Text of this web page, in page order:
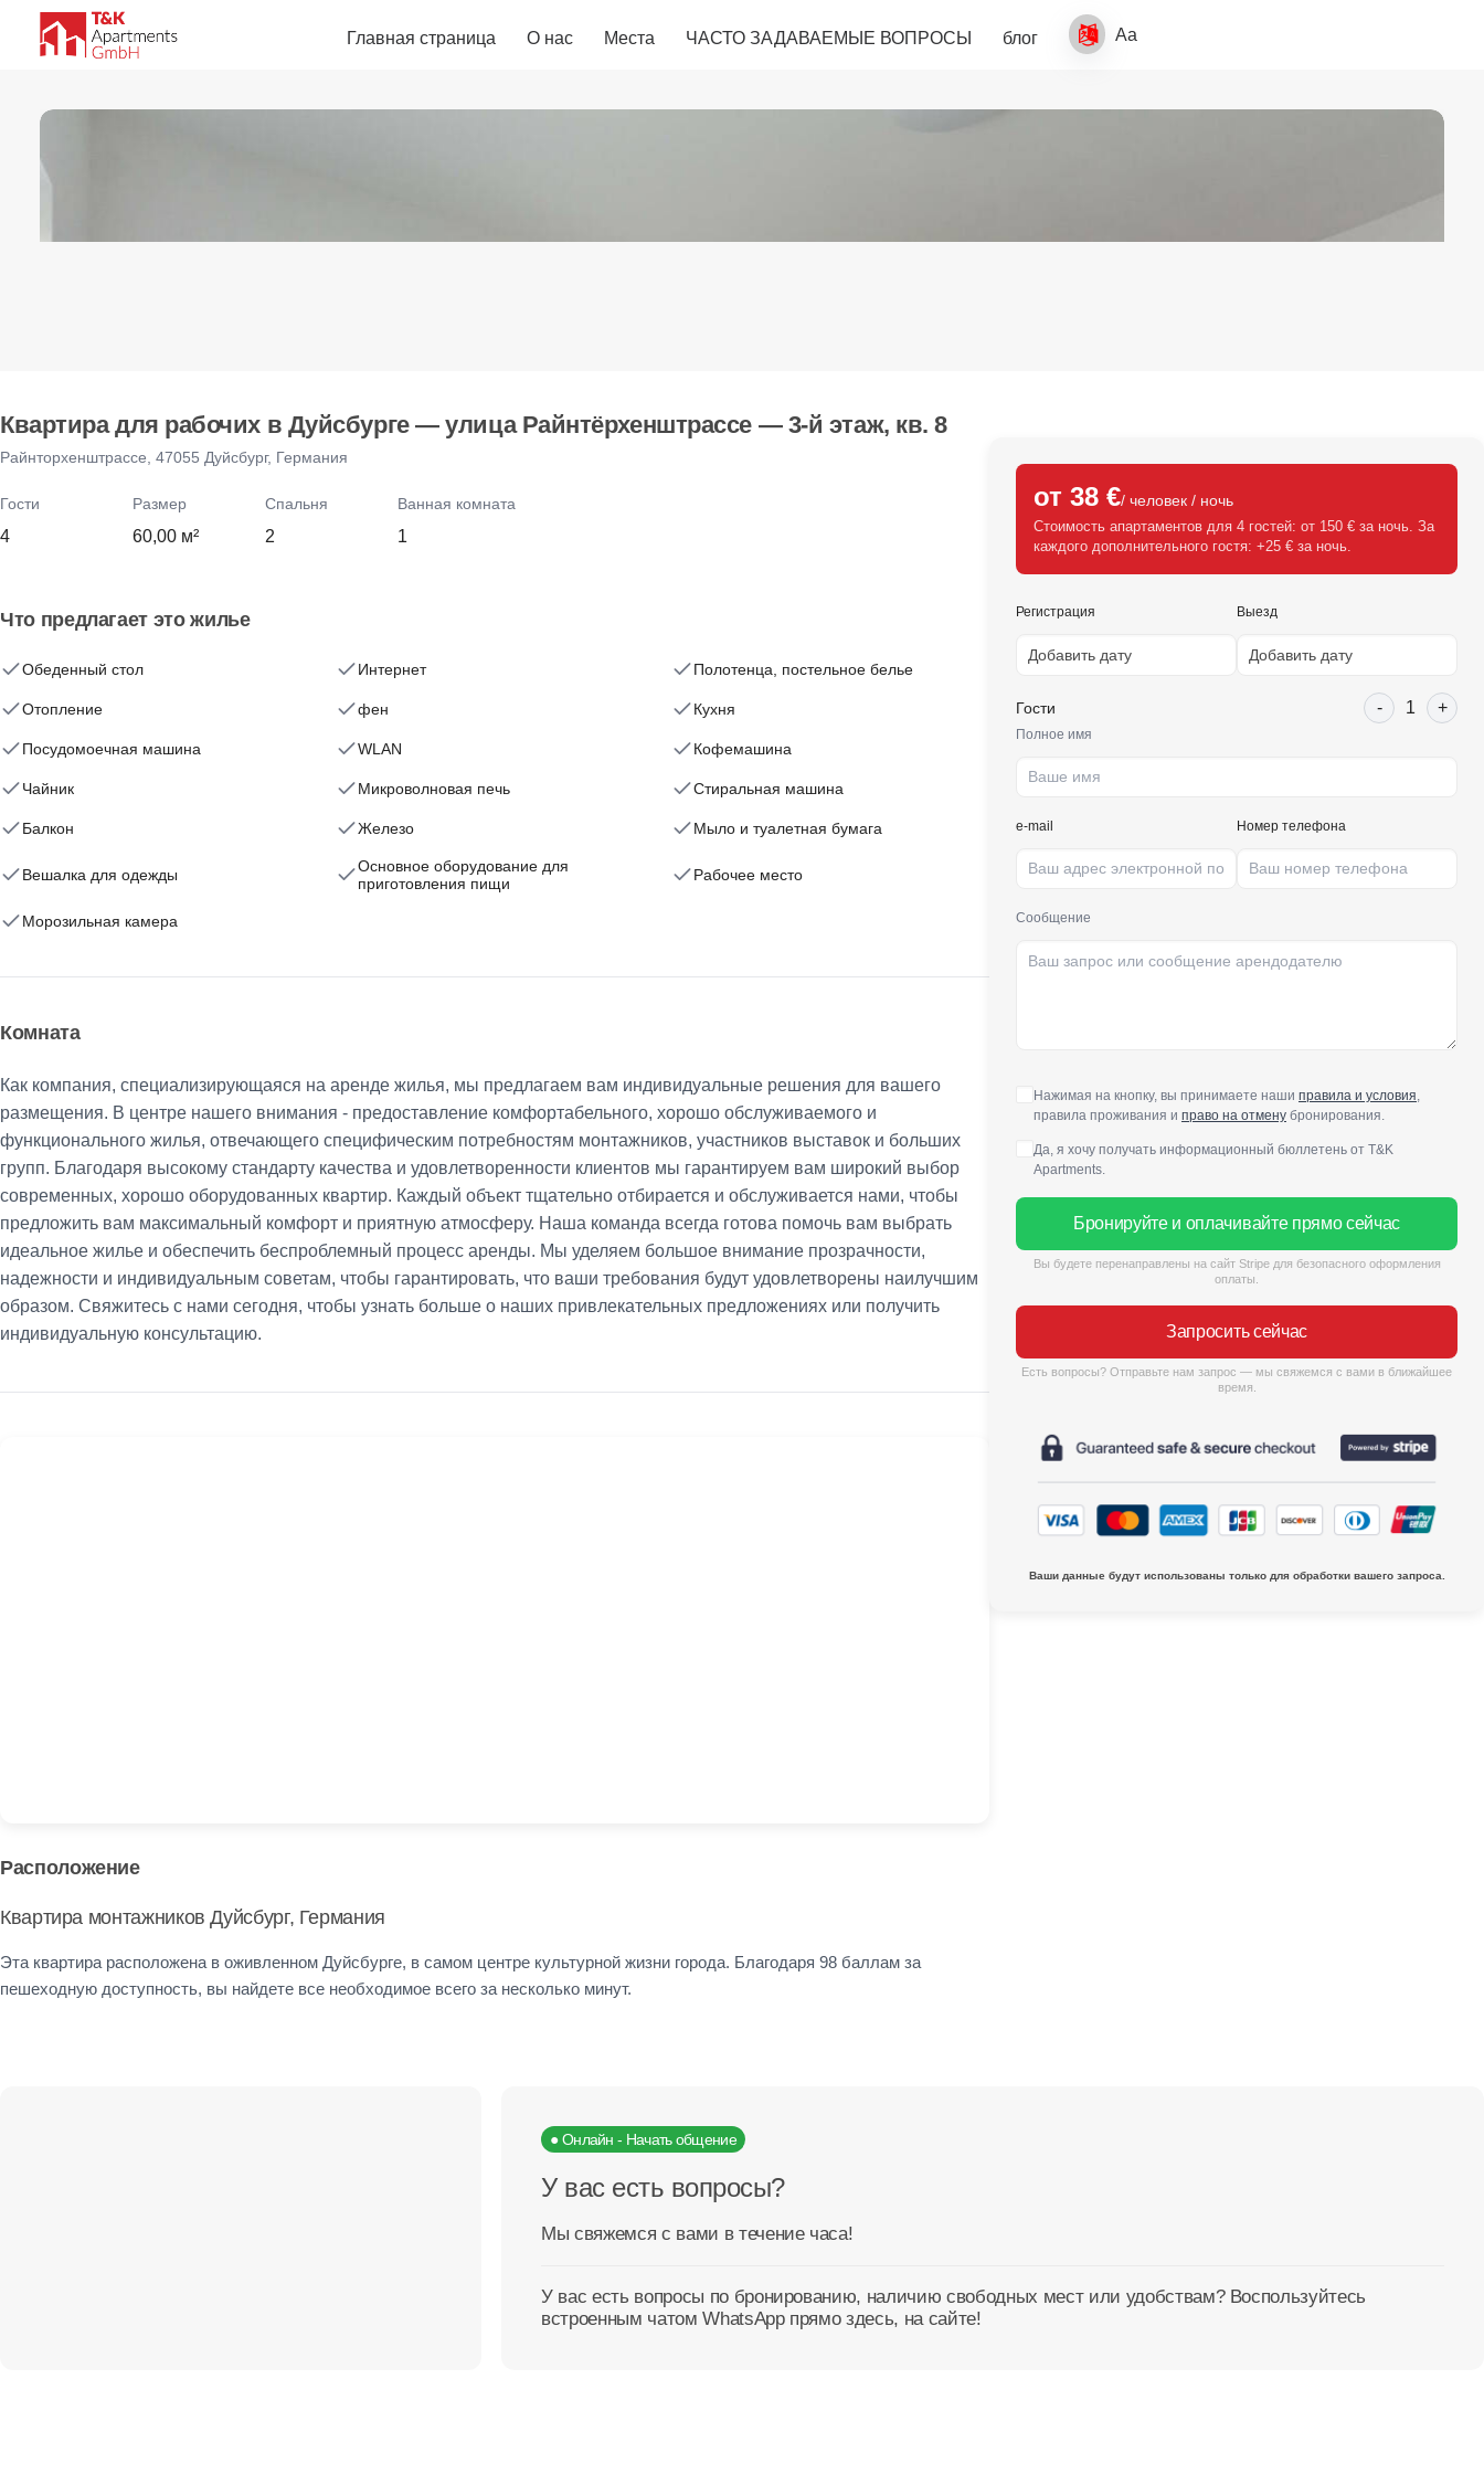
Главная страница О нас Места ЧАСТО ЗАДАВАЕМЫЕ ВОПРОСЫ блог Aa
Квартира для рабочих в Дуйсбурге — улица Райнтёрхенштрассе — 3-й этаж, кв. 8
Райнторхенштрассе, 47055 Дуйсбург, Германия
Гости
4
Размер
60,00 м²
Спальня
2
Ванная комната
1
Что предлагает это жилье
Обеденный стол Интернет Полотенца, постельное белье
Отопление фен Кухня
Посудомоечная машина WLAN Кофемашина
Чайник Микроволновая печь Стиральная машина
Балкон Железо Мыло и туалетная бумага
Вешалка для одежды
Основное оборудование для
приготовления пищи
Рабочее место
Морозильная камера
Комната
Как компания, специализирующаяся на аренде жилья, мы предлагаем вам индивидуальные решения для вашего
размещения. В центре нашего внимания - предоставление комфортабельного, хорошо обслуживаемого и
функционального жилья, отвечающего специфическим потребностям монтажников, участников выставок и больших
групп. Благодаря высокому стандарту качества и удовлетворенности клиентов мы гарантируем вам широкий выбор
современных, хорошо оборудованных квартир. Каждый объект тщательно отбирается и обслуживается нами, чтобы
предложить вам максимальный комфорт и приятную атмосферу. Наша команда всегда готова помочь вам выбрать
идеальное жилье и обеспечить беспроблемный процесс аренды. Мы уделяем большое внимание прозрачности,
надежности и индивидуальным советам, чтобы гарантировать, что ваши требования будут удовлетворены наилучшим
образом. Свяжитесь с нами сегодня, чтобы узнать больше о наших привлекательных предложениях или получить
индивидуальную консультацию.
Расположение
Квартира монтажников Дуйсбург, Германия
Эта квартира расположена в оживленном Дуйсбурге, в самом центре культурной жизни города. Благодаря 98 баллам за
пешеходную доступность, вы найдете все необходимое всего за несколько минут.
от 38 €/ человек / ночь
Стоимость апартаментов для 4 гостей: от 150 € за ночь. За
каждого дополнительного гостя: +25 € за ночь.
Регистрация Выезд
Гости - 1 +
Полное имя
e-mail Номер телефона
Сообщение
Нажимая на кнопку, вы принимаете наши правила и условия,
правила проживания и право на отмену бронирования.
Да, я хочу получать информационный бюллетень от T&K
Apartments.
Бронируйте и оплачивайте прямо сейчас
Вы будете перенаправлены на сайт Stripe для безопасного оформления
оплаты.
Запросить сейчас
Есть вопросы? Отправьте нам запрос — мы свяжемся с вами в ближайшее
время.
Ваши данные будут использованы только для обработки вашего запроса.
● Онлайн - Начать общение
У вас есть вопросы?
Мы свяжемся с вами в течение часа!
У вас есть вопросы по бронированию, наличию свободных мест или удобствам? Воспользуйтесь
встроенным чатом WhatsApp прямо здесь, на сайте!